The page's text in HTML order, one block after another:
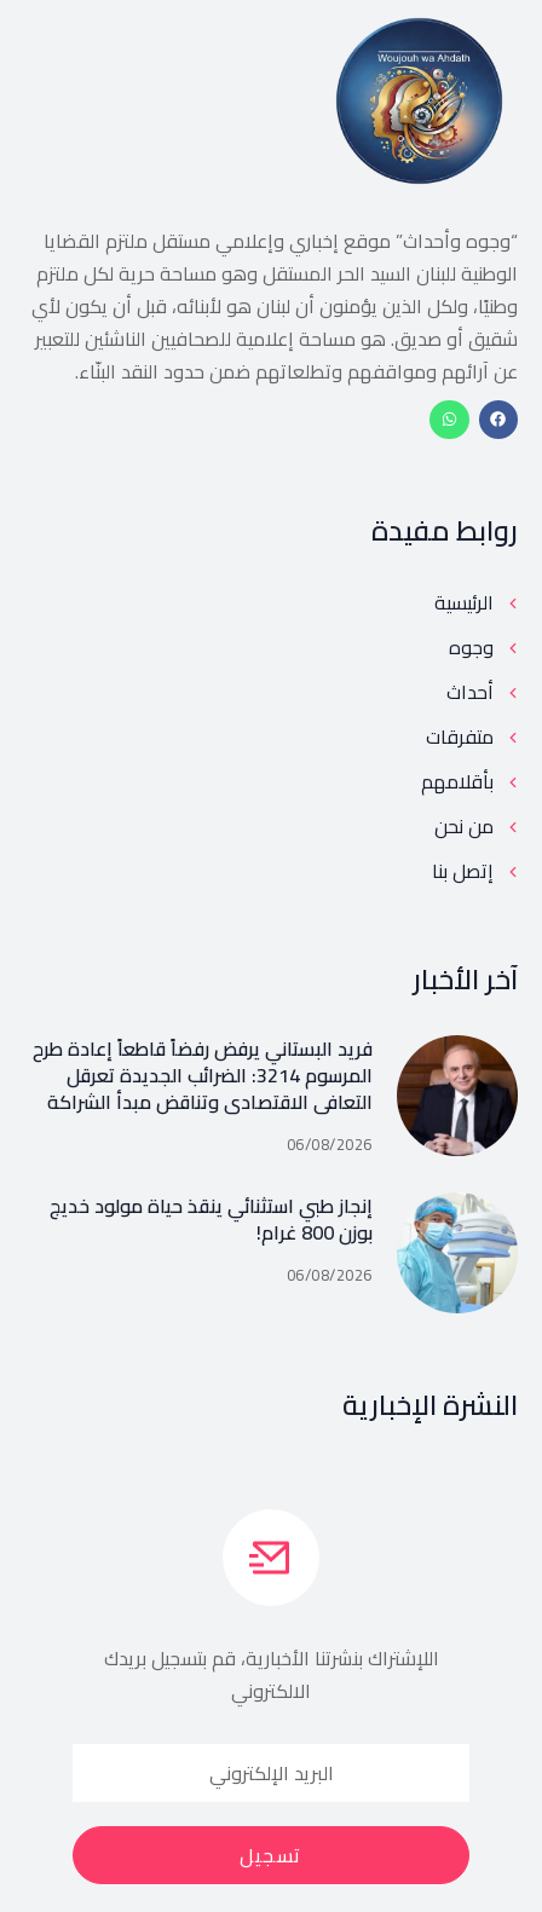
“وجوه وأحداث” موقع إخباري وإعلامي مستقل ملتزم القضايا
الوطنية للبنان السيد الحر المستقل وهو مساحة حرية لكل ملتزم
وطنيًا، ولكل الذين يؤمنون أن لبنان هو لأبنائه، قبل أن يكون لأي
شقيق أو صديق. هو مساحة إعلامية للصحافيين الناشئين للتعبير
عن آرائهم ومواقفهم وتطلعاتهم ضمن حدود النقد البنّاء.
روابط مفيدة
الرئيسية
وجوه
أحداث
متفرقات
بأقلامهم
من نحن
إتصل بنا
آخر الأخبار
فريد البستاني يرفض رفضاً قاطعاً إعادة طرح
المرسوم 3214: الضرائب الجديدة تعرقل
التعافي الاقتصادي وتناقض مبدأ الشراكة
06/08/2026
إنجاز طبي استثنائي ينقذ حياة مولود خديج
بوزن 800 غرام!
06/08/2026
النشرة الإخبارية
اللإشتراك بنشرتنا الأخبارية، قم بتسجيل بريدك
الالكتروني